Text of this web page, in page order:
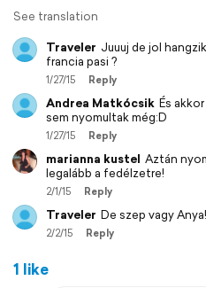
See translation
Traveler Juuuj de jol
francia pasi ?
1/27/15 Reply
Andrea Matkócsik És
sem nyomultak még:D
1/27/15 Reply
marianna kustel Aztán
legalább a fedélzetre!
2/1/15 Reply
Traveler De szep vagy
2/2/15 Reply
1 like